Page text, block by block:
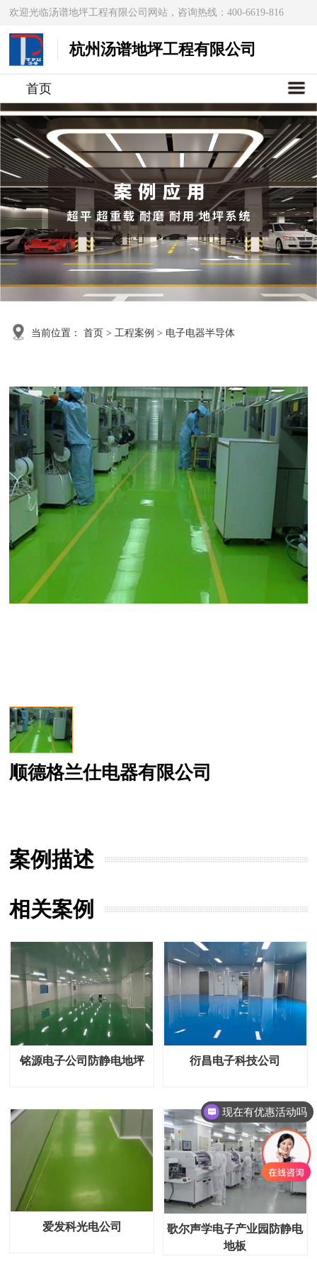
欢迎光临汤谱地坪工程有限公司网站，咨询热线：400-6619-816
杭州汤谱地坪工程有限公司
首页
当前位置：首页 > 工程案例 > 电子电器半导体
顺德格兰仕电器有限公司
案例描述
相关案例
铭源电子公司防静电地坪 衍昌电子科技公司
爱发科光电公司
歌尔声学电子产业园防静电
地板
现在有优惠活动吗